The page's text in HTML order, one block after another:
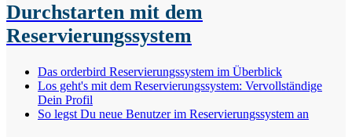
Durchstarten mit dem
Reservierungssystem
Das orderbird Reservierungssystem im Überblick
Los geht's mit dem Reservierungssystem: Vervollständige
Dein Profil
So legst Du neue Benutzer im Reservierungssystem an